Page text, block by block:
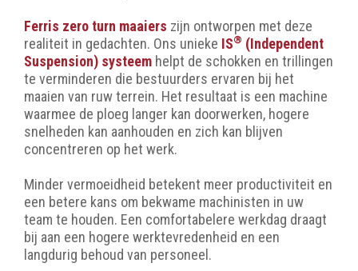
Ferris zero turn maaiers zijn ontworpen met deze
realiteit in gedachten. Ons unieke IS® (Independent
Suspension) systeem helpt de schokken en trillingen
te verminderen die bestuurders ervaren bij het
maaien van ruw terrein. Het resultaat is een machine
waarmee de ploeg langer kan doorwerken, hogere
snelheden kan aanhouden en zich kan blijven
concentreren op het werk.
Minder vermoeidheid betekent meer productiviteit en
een betere kans om bekwame machinisten in uw
team te houden. Een comfortabelere werkdag draagt
bij aan een hogere werktevredenheid en een
langdurig behoud van personeel.